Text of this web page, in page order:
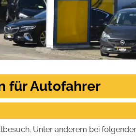
für Autofahrer
Unter anderem bei